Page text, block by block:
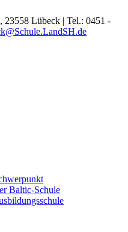
23558 Lübeck | Tel.: 0451 -
Baltic-Schule